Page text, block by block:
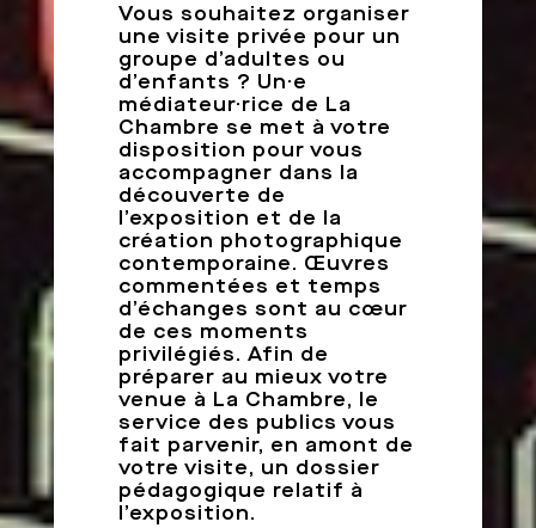
Vous souhaitez organiser
une visite privée pour un
groupe d’adultes ou
d’enfants ? Un·e
médiateur·rice de La
Chambre se met à votre
disposition pour vous
accompagner dans la
découverte de
l’exposition et de la
création photographique
contemporaine. Œuvres
commentées et temps
d’échanges sont au cœur
de ces moments
privilégiés. Afin de
préparer au mieux votre
venue à La Chambre, le
service des publics vous
fait parvenir, en amont de
votre visite, un dossier
pédagogique relatif à
l’exposition.